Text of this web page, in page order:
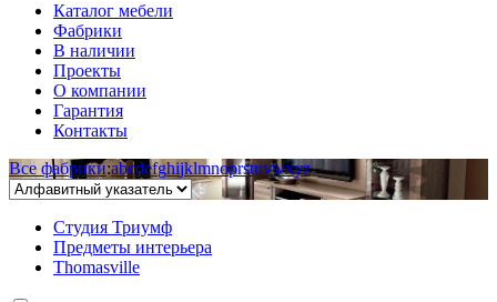
Каталог мебели
Фабрики
В наличии
Проекты
О компании
Гарантия
Контакты
Все фабрики:abcdefghijklmnoprstuvwxyz
Студия Триумф
Предметы интерьера
Thomasville